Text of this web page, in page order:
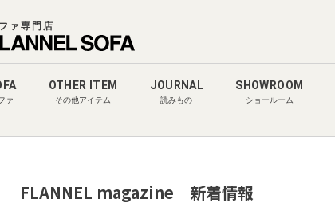
ァ専門店
ァ
OTHER ITEM
その他アイテム
JOURNAL
読みもの
SHOWROOM
ショールーム
FLANNEL magazine 新着情報